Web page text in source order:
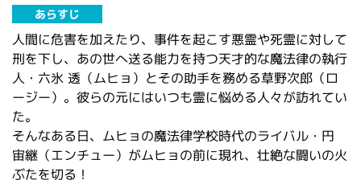
あらすじ
人間に危害を加えたり、事件を起こす悪霊や死霊に対して
刑を下し、あの世へ送る能力を持つ天才的な魔法律の執行
人・六氷 透（ムヒョ）とその助手を務める草野次郎（ロ
ージー）。彼らの元にはいつも霊に悩める人々が訪れてい
た。
そんなある日、ムヒョの魔法律学校時代のライバル・円
宙継（エンチュー）がムヒョの前に現れ、壮絶な闘いの火
ぶたを切る！